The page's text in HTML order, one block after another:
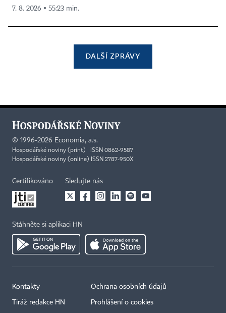
7. 8. 2026 ▪ 55:23 min.
DALŠÍ ZPRÁVY
© 1996-2026 Economia, a.s.
Hospodářské noviny (print) ISSN 0862-9587
Hospodářské noviny (online) ISSN 2787-950X
Certifikováno Sledujte nás
Stáhněte si aplikaci HN
Kontakty
Tiráž redakce HN
Ochrana osobních údajů
Prohlášení o cookies